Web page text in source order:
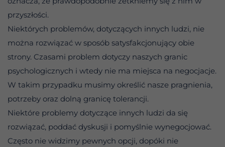
przyszłości.
Niektórych problemów, dotyczących innych ludzi, nie
można rozwiązać w sposób satysfakcjonujący obie
strony. Czasami problem dotyczy naszych granic
psychologicznych i wtedy nie ma miejsca na negocjacje.
W takim przypadku musimy określić nasze pragnienia,
potrzeby oraz dolną granicę tolerancji.
Niektóre problemy dotyczące innych ludzi da się
rozwiązać, poddać dyskusji i pomyślnie wynegocjować.
Często nie widzimy pewnych opcji, dopóki nie